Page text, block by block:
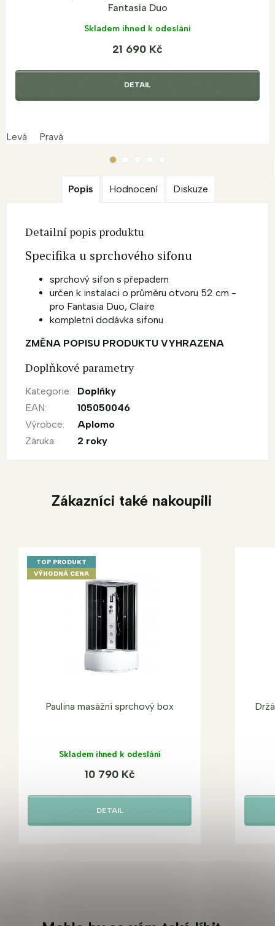
Fantasia Duo
Skladem ihned k odeslání
21 690 Kč
DETAIL
Levá Pravá
Popis Hodnocení Diskuze
Detailní popis produktu
Specifika u sprchového sifonu
sprchový sifon s přepadem
určen k instalaci o průměru otvoru 52 cm -
pro Fantasia Duo, Claire
kompletní dodávka sifonu
ZMĚNA POPISU PRODUKTU VYHRAZENA
Doplňkové parametry
Kategorie:
Doplňky
EAN:
105050046
Výrobce:
Aplomo
Záruka: 2 roky
Zákazníci také nakoupili
TOP PRODUKT
VÝHODNÁ CENA
Paulina masážní sprchový box
Skladem ihned k odeslání
10 790 Kč
DETAIL